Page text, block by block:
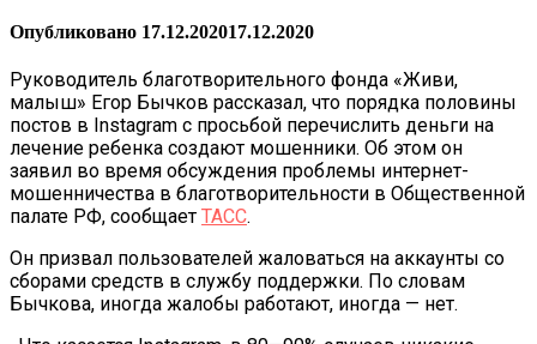
Опубликовано 17.12.202017.12.2020
Руководитель благотворительного фонда «Живи,
малыш» Егор Бычков рассказал, что порядка половины
постов в Instagram с просьбой перечислить деньги на
лечение ребенка создают мошенники. Об этом он
заявил во время обсуждения проблемы интернет-
мошенничества в благотворительности в Общественной
палате РФ, сообщает ТАСС.
Он призвал пользователей жаловаться на аккаунты со
сборами средств в службу поддержки. По словам
Бычкова, иногда жалобы работают, иногда — нет.